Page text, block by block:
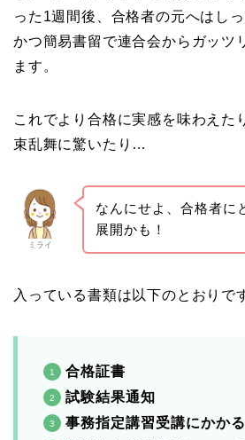
った1週間後、合格者の元へはし
かつ簡易書留で連合会からガッツ
ます。
これでより合格に実感を味わえた
束乱舞に驚いたり…
ミライ
なんにせよ、合格者に
展開かも！
入っている書類は以下のとおりで
合格証書
試験結果通知
事務指定講習受講にかか